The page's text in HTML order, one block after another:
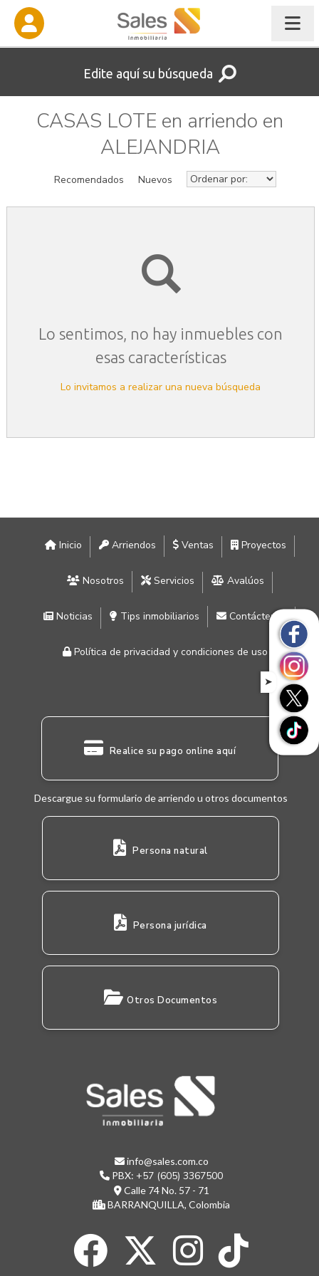
Edite aquí su búsqueda
CASAS LOTE en arriendo en
ALEJANDRIA
Recomendados Nuevos
Lo sentimos, no hay inmuebles con
esas características
Lo invitamos a realizar una nueva búsqueda
Inicio Arriendos Ventas Proyectos
Nosotros Servicios Avalúos
Noticias Tips inmobiliarios Contáctenos
Política de privacidad y condiciones de uso
Realice su pago online aquí
Descargue su formulario de arriendo u otros documentos
Persona natural
Persona jurídica
Otros Documentos
info@sales.com.co
PBX: +57 (605) 3367500
Calle 74 No. 57 - 71
BARRANQUILLA, Colombia
➤